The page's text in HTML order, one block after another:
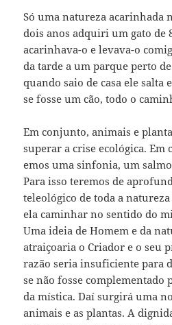
Só uma natureza acarinhada
dois anos adquiri um gato de
acarinhava-o e levava-o
da tarde a um parque perto
quando saio de casa ele salta
se fosse um cão, todo o
Em conjunto, animais e
superar a crise ecológica.
emos uma sinfonia, um
Para isso teremos de
teleológico de toda a
ela caminhar no sentido do
Uma ideia de Homem e da
atraiçoaria o Criador e o seu
razão seria insuficiente para
se não fosse complementado
da mística. Daí surgirá uma
animais e as plantas. A